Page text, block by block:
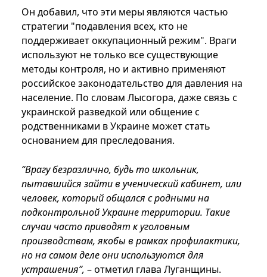
Он добавил, что эти меры являются частью
стратегии "подавления всех, кто не
поддерживает оккупационный режим". Враги
используют не только все существующие
методы контроля, но и активно применяют
российское законодательство для давления на
население. По словам Лысогора, даже связь с
украинской разведкой или общение с
родственниками в Украине может стать
основанием для преследования.
“Врагу безразлично, будь то школьник,
пытавшийся зайти в ученический кабинет, или
человек, который общался с родными на
подконтрольной Украине территории. Такие
случаи часто приводят к уголовным
производствам, якобы в рамках профилактики,
но на самом деле они используются для
устрашения”, – отметил глава Луганщины.